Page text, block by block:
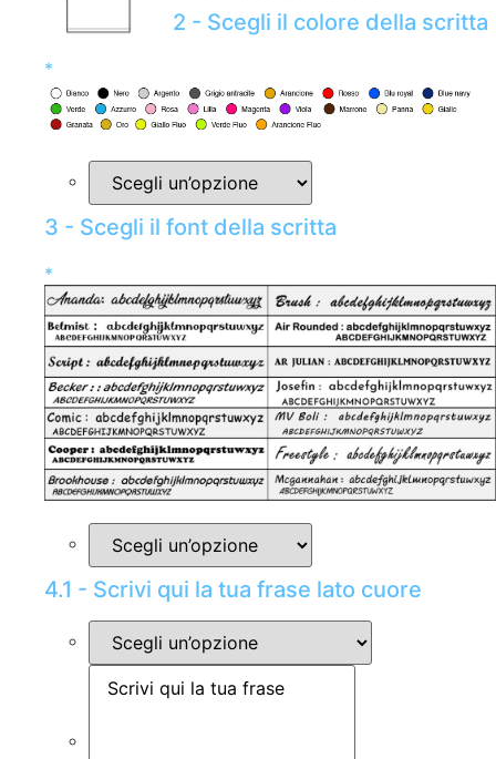
2 - Scegli il colore della scritta
*
3 - Scegli il font della scritta
*
4.1 - Scrivi qui la tua frase lato cuore